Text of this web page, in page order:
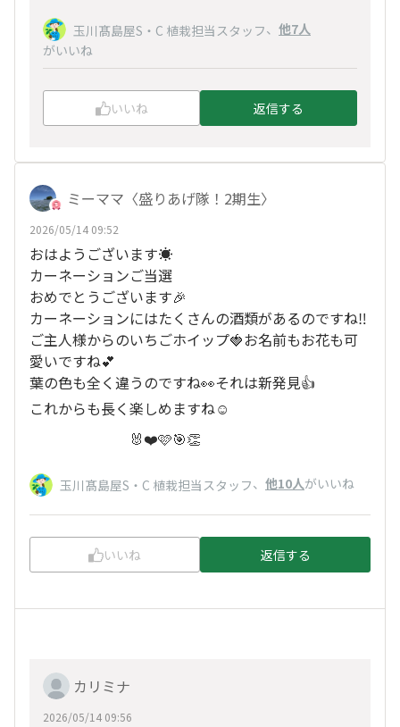
玉川髙島屋S・C 植栽担当スタッフ、 他7人
がいいね
いいね 返信する
ミーママ〈盛りあげ隊！2期生〉
2026/05/14 09:52
おはようございます☀️
カーネーションご当選
おめでとうございます🎉
カーネーションにはたくさんの酒類があるのですね‼️
ご主人様からのいちごホイップ🍓お名前もお花も可
愛いですね💕
葉の色も全く違うのですね👀それは新発見👍
これからも長く楽しめますね☺️
🐰❤️🩷🎯👏
玉川髙島屋S・C 植栽担当スタッフ、 他10人がいいね
いいね 返信する
カリミナ
2026/05/14 09:56